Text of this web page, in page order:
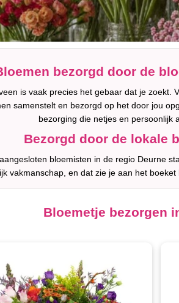
bezorgd door de
is vaak precies het gebaar dat je zoekt.
samenstelt en bezorgd op het door jou
bezorging die netjes en persoonlijk
Bezorgd door de lokale
bloemisten in de regio Deurne
vakmanschap, en dat zie je aan het
Bloemetje bezorgen